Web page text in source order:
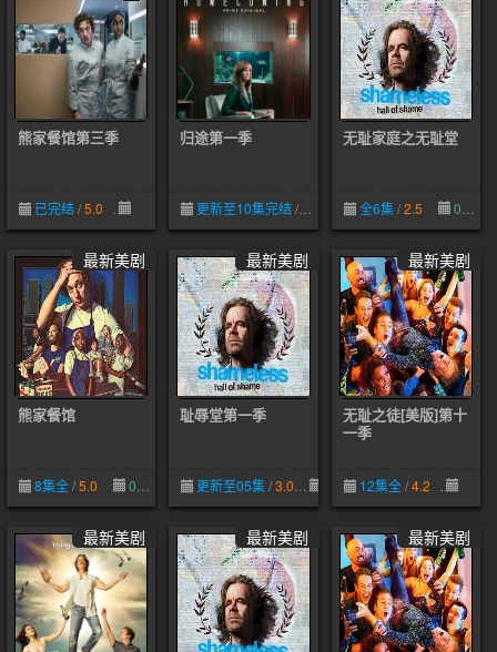
熊家餐馆第三季
已完结/5.0
归途第一季
更新至10集完结/ 05-09
无耻家庭之无耻堂
全6集/2.5 09-27
最新美剧
熊家餐馆
8集全/5.0 09-01
最新美剧
耻辱堂第一季
更新至05集/3.0 02-19
最新美剧
无耻之徒[美版]第十
一季
12集全/4.2
最新美剧 最新美剧 最新美剧